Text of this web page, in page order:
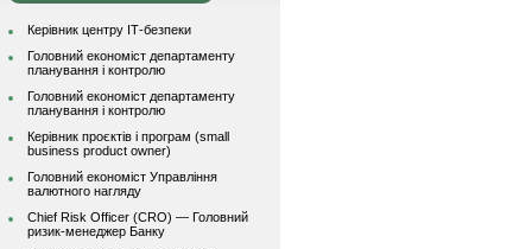
Керівник центру ІТ-безпеки
Головний економіст департаменту
планування і контролю
Головний економіст департаменту
планування і контролю
Керівник проєктів і програм (small
business product owner)
Головний економіст Управління
валютного нагляду
Chief Risk Officer (CRO) — Головний
ризик-менеджер Банку